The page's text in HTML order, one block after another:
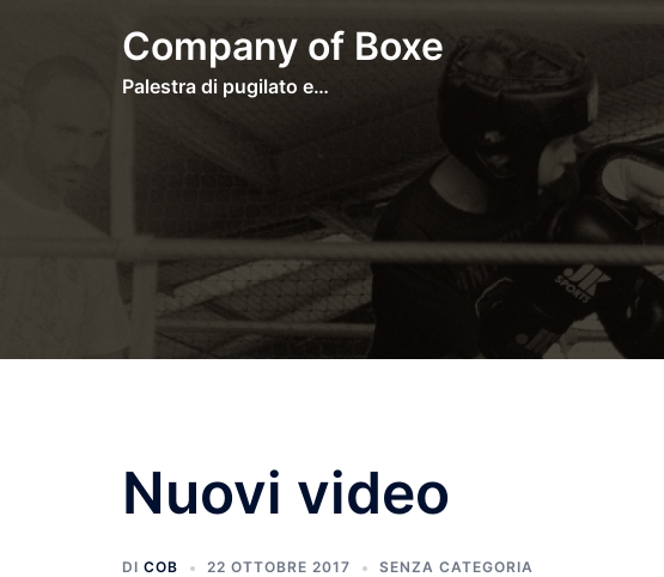
Company of Boxe
Palestra di pugilato e…
Nuovi video
DI COB 22 OTTOBRE 2017 SENZA CATEGORIA